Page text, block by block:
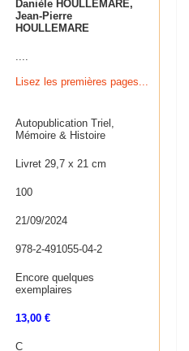
Danièle HOULLEMARE,
Jean-Pierre
HOULLEMARE
....
Lisez les premières pages...
Autopublication Triel,
Mémoire & Histoire
Livret 29,7 x 21 cm
100
21/09/2024
978-2-491055-04-2
Encore quelques
exemplaires
13,00 €
C